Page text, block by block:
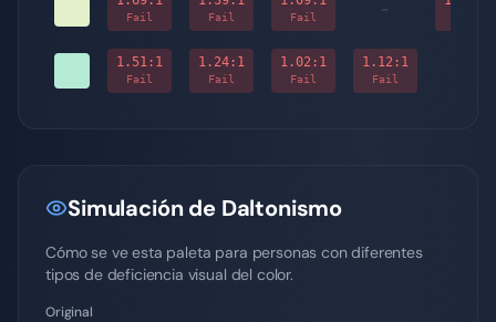
Fail Fail Fail -
1.51:1
Fail
1.24:1
Fail
1.02:1
Fail
1.12:1
Fail
Simulación de Daltonismo
Cómo se ve esta paleta para personas con diferentes
tipos de deficiencia visual del color.
Original